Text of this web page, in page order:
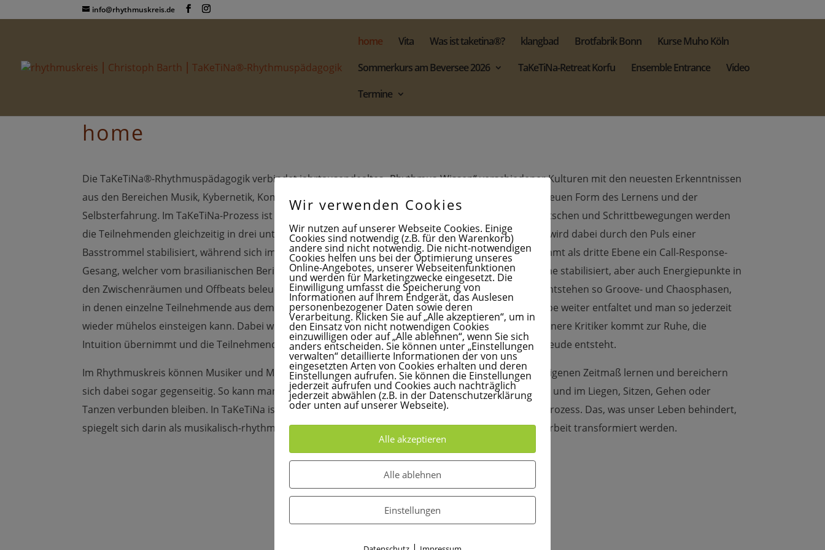
info@rhythmuskreis.de
home Vita Was ist taketina®? klangbad Brotfabrik Bonn
Kurse Muho Köln
Sommerkurs am Beversee 2026
TaKeTiNa-Retreat Korfu Ensemble Entrance
Video
Termine
home
Die TaKeTiNa®-Rhythmuspädagogik verbindet jahrtausendealtes „Rhythmus-Wissen“ verschiedener Kulturen mit den neuesten Erkenntnissen
aus den Bereichen Musik, Kybernetik, Kommunikation, Gehirnforschung und Chaostheorie zu einer neuen Form des Lernens und der
Selbsterfahrung. Im TaKeTiNa-Prozess ist der Körper selbst das Instrument. Mit der Stimme, dem Klatschen und Schrittbewegungen werden
die Teilnehmenden gleichzeitig in drei unterschiedliche Rhythmus-Ebenen geführt. Die Schritt-Ebene wird dabei durch den Puls einer
Basstrommel stabilisiert, während sich im Klatschen kontrastierende Rhythmen aufbauen. Hinzu kommt als dritte Ebene ein Call-Response-
Gesang, welcher vom brasilianischen Berimbau begleitet wird und mal die Schritte, mal die Handebene stabilisiert, aber auch Energiepunkte in
den Zwischenräumen und Offbeats beleuchtet. Im Wechsel von Stabilisierung und Destabilisierung entstehen so Groove- und Chaosphasen,
in denen einzelne Teilnehmende aus dem Rhythmus fallen, während sich der Groove durch die Gruppe weiter entfaltet und man so jederzeit
wieder mühelos einsteigen kann. Dabei wird das kontrollierende Denken bewusst ausgehebelt, der innere Kritiker kommt zur Ruhe, die
Intuition übernimmt und die Teilnehmenden landen im Hier und Jetzt, wo Präsenz und pure Lebensfreude entsteht.
Im Rhythmuskreis können Musiker und Menschen ohne musikalische Vorerfahrung miteinander im eigenen Zeitmaß lernen und bereichern
sich dabei sogar gegenseitig. So kann man bspw. jederzeit eine Ebene weglassen oder sich abkoppeln und im Liegen, Sitzen, Gehen oder
Tanzen verbunden bleiben. In TaKeTiNa ist musikalisches Lernen immer auch ein menschlicher Lernprozess. Das, was unser Leben behindert,
spiegelt sich darin als musikalisch-rhythmisches Problem und kann durch rhythmisch-musikalische Arbeit transformiert werden.
Vimeo aktivieren?
wenn Cookies gesetzt werden dürfen.
Wir verwenden Cookies
Wir nutzen auf unserer Webseite Cookies. Einige
Cookies sind notwendig (z.B. für den Warenkorb)
andere sind nicht notwendig. Die nicht-notwendigen
Cookies helfen uns bei der Optimierung unseres
Online-Angebotes, unserer Webseitenfunktionen
und werden für Marketingzwecke eingesetzt. Die
Einwilligung umfasst die Speicherung von
Informationen auf Ihrem Endgerät, das Auslesen
personenbezogener Daten sowie deren
Verarbeitung. Klicken Sie auf „Alle akzeptieren“, um in
den Einsatz von nicht notwendigen Cookies
einzuwilligen oder auf „Alle ablehnen“, wenn Sie sich
anders entscheiden. Sie können unter „Einstellungen
verwalten“ detaillierte Informationen der von uns
eingesetzten Arten von Cookies erhalten und deren
Einstellungen aufrufen. Sie können die Einstellungen
jederzeit aufrufen und Cookies auch nachträglich
jederzeit abwählen (z.B. in der Datenschutzerklärung
oder unten auf unserer Webseite).
Alle akzeptieren
Alle ablehnen
Einstellungen